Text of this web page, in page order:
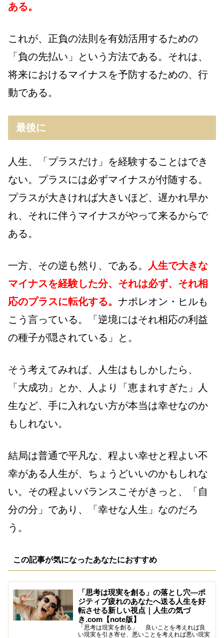
ある。
これが、正負の法則を有効活用するための
「負の先払い」という方法である。それは、
将来におけるマイナスを予防するための、行
動である。
最後に
人生、「プラスだけ」を経験することはでき
ない。プラスには必ずマイナスが付随する。
プラスが大きければ大きいほど、遅かれ早か
れ、それに伴うマイナスがやって来るからで
ある。
一方、その逆も然り、である。
人生で大きな
マイナスを経験した分、それは必ず、それ相
応のプラスに転化する。 ナポレオン・ヒルも
こう言っている。「逆境にはそれ相応の利益
の種子が隠されている」と。
そう考えてみれば、人生はもしかしたら、
「大成功」とか、人より「恵まれすぎた」人
生など、手に入れない方が本当は幸せなのか
もしれない。
結局は普通で平凡な、程よい幸せと程よい不
幸がある人生が、ちょうどいいのかもしれな
い。その程よいバランスこそがきっと、「自
分の分」であり、「幸せな人生」なのだろ
う。
この記事が気になったあなたにおすすめ
「思考は現実を創る」の落とし穴—ポ
ジティブ疲れのあなたへ送る人生を好
転させる新しい視点｜人生の気づ
き.com【note版】
「思考は現実を創る」 良いことを考えれば良
い現実を引き寄せ、悪いことを考えれば悪い現実